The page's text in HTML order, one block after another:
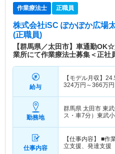
作業療法士 正職員
株式会社iSC ぽかぽか広場
(正職員)
【群馬県／太田市】車通勤
業所にて作業療法士募集＜正社
給与
【モデル月収】
324万円～366万円
勤務地
群馬県 太田市 東
ス・車7分）東武
仕事内容
【仕事内容】 ■作
立支援、発達支援